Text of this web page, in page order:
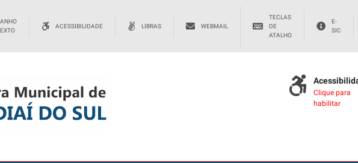
ACESSIBILIDADE LIBRAS WEBMAIL
TECLAS
DE
ATALHO
E-
SIC
Clique para
habilitar